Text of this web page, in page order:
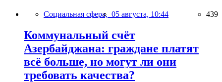
Социальная сфера, 05 августа, 10:44 439
Коммунальный счёт
Азербайджана: граждане платят
всё больше, но могут ли они
требовать качества?